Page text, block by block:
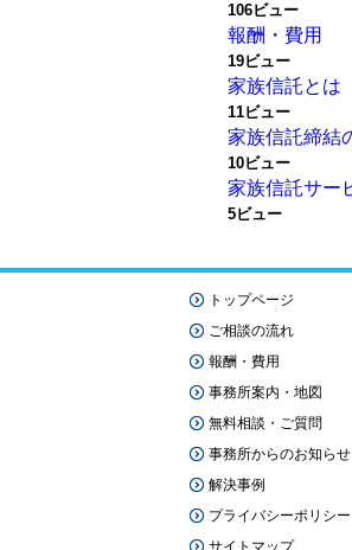
106ビュー
報酬・費用
19ビュー
家族信託とは
11ビュー
家族信託締結
10ビュー
家族信託サー
5ビュー
トップページ
ご相談の流れ
報酬・費用
事務所案内・地図
無料相談・ご質問
事務所からのお知らせ
解決事例
プライバシーポリシー
サイトマップ